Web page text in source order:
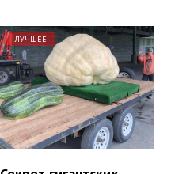
ЛУЧШЕЕ